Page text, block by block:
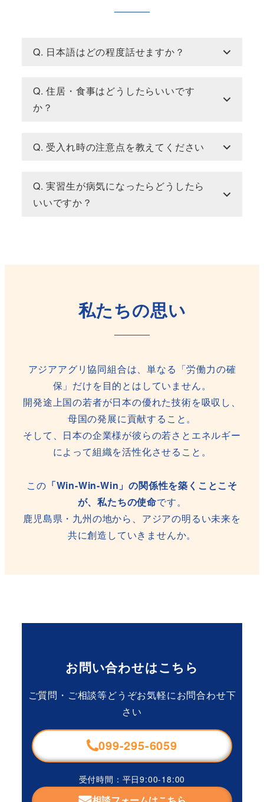
Q. 日本語はどの程度話せますか？
Q. 住居・食事はどうしたらいいです
か？
Q. 受入れ時の注意点を教えてください
Q. 実習生が病気になったらどうしたら
いいですか？
私たちの思い
アジアアグリ協同組合は、単なる「労働力の確
保」だけを目的とはしていません。
開発途上国の若者が日本の優れた技術を吸収し、
母国の発展に貢献すること。
そして、日本の企業様が彼らの若さとエネルギー
によって組織を活性化させること。
この 「Win-Win-Win」の関係性を築くことこそ
が、私たちの使命です。
鹿児島県・九州の地から、アジアの明るい未来を
共に創造していきませんか。
お問い合わせはこちら
ご質問・ご相談等どうぞお気軽にお問合わせ下
さい
099-295-6059
受付時間：平日9:00-18:00